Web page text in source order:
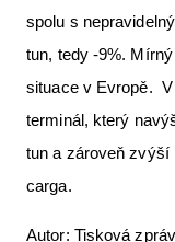
spolu s
tun, tedy -9%.
situace v Evropě.
terminál, který
tun a zároveň zvýší
carga.
Autor: Tisková